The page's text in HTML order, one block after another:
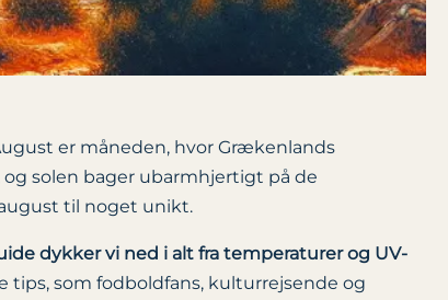
er måneden, hvor Grækenlands
solen bager ubarmhjertigt på de
til noget unikt.
dykker vi ned i alt fra temperaturer og UV-
tips, som fodboldfans, kulturrejsende og